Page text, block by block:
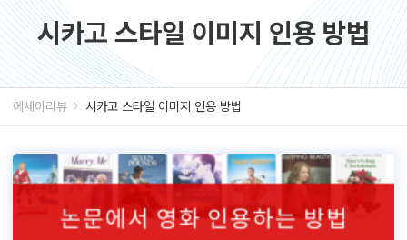
시카고 스타일 이미지 인용 방법
에세이리뷰 시카고 스타일 이미지 인용 방법